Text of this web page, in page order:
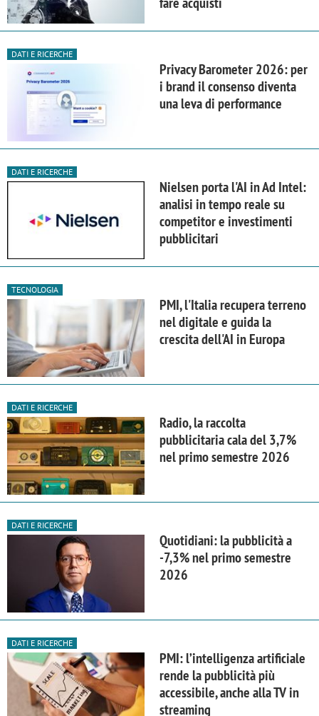
DATI E RICERCHE
Privacy Barometer 2026: per
i brand il consenso diventa
una leva di performance
DATI E RICERCHE
Nielsen porta l'AI in Ad Intel:
analisi in tempo reale su
competitor e investimenti
pubblicitari
TECNOLOGIA
PMI, l'Italia recupera terreno
nel digitale e guida la
crescita dell'AI in Europa
DATI E RICERCHE
Radio, la raccolta
pubblicitaria cala del 3,7%
nel primo semestre 2026
DATI E RICERCHE
Quotidiani: la pubblicità a
-7,3% nel primo semestre
2026
DATI E RICERCHE
PMI: l’intelligenza artificiale
rende la pubblicità più
accessibile, anche alla TV in
streaming